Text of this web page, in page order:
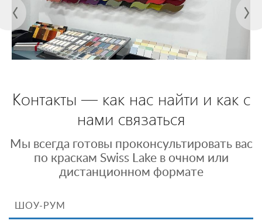
Контакты — как нас найти и как с
нами связаться
Мы всегда готовы проконсультировать вас
по краскам Swiss Lake в очном или
дистанционном формате
ШОУ-РУМ